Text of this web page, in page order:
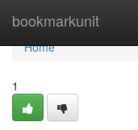
bookmarkunit
Home
Home
1